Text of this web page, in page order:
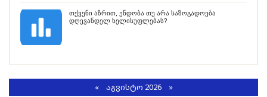
თქვენი აზრით, ენდობა თუ არა საზოგადოება
დღევანდელ ხელისუფლებას?
«ᲐᲒᲕᲘᲡᲢᲝ 2026 »